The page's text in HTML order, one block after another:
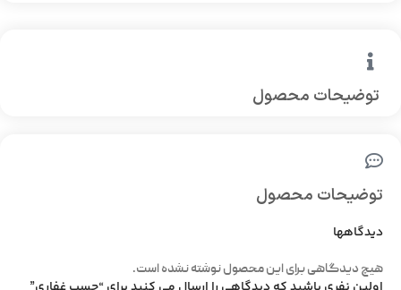
توضیحات محصول
توضیحات محصول
دیدگاهها
هیچ دیدگاهی برای این محصول نوشته نشده است.